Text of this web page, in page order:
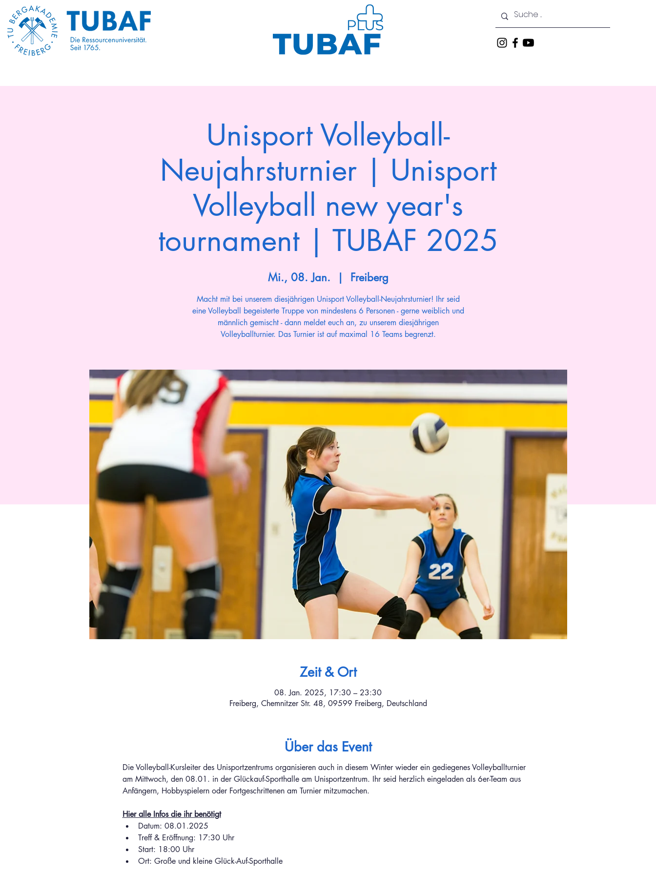
Unisport Volleyball-
Neujahrsturnier | Unisport
Volleyball new year's
tournament | TUBAF 2025
Mi., 08. Jan. Freiberg
Macht mit bei unserem diesjährigen Unisport Volleyball-Neujahrsturnier! Ihr seid
eine Volleyball begeisterte Truppe von mindestens 6 Personen - gerne weiblich und
männlich gemischt - dann meldet euch an, zu unserem diesjährigen
Volleyballturnier. Das Turnier ist auf maximal 16 Teams begrenzt.
Zeit & Ort
08. Jan. 2025, 17:30 – 23:30
Freiberg, Chemnitzer Str. 48, 09599 Freiberg, Deutschland
Über das Event
Die Volleyball-Kursleiter des Unisportzentrums organisieren auch in diesem Winter wieder ein gediegenes Volleyballturnier
am Mittwoch, den 08.01. in der Glückauf-Sporthalle am Unisportzentrum. Ihr seid herzlich eingeladen als 6er-Team aus
Anfängern, Hobbyspielern oder Fortgeschrittenen am Turnier mitzumachen.
Hier alle Infos die ihr benötigt
Datum: 08.01.2025
Treff & Eröffnung: 17:30 Uhr
Start: 18:00 Uhr
Ort: Große und kleine Glück-Auf-Sporthalle